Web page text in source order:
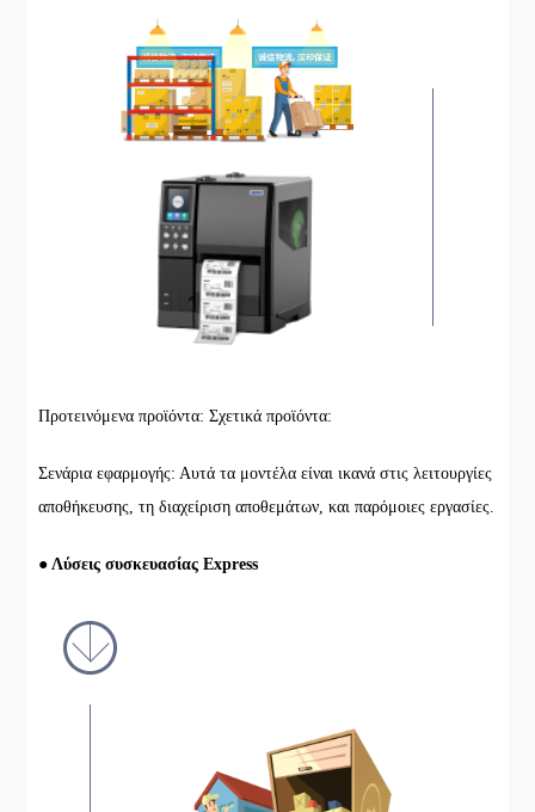
Προτεινόμενα προϊόντα: Σχετικά προϊόντα:
Σενάρια εφαρμογής: Αυτά τα μοντέλα είναι ικανά στις λειτουργίες
αποθήκευσης, τη διαχείριση αποθεμάτων, και παρόμοιες εργασίες.
● Λύσεις συσκευασίας Express